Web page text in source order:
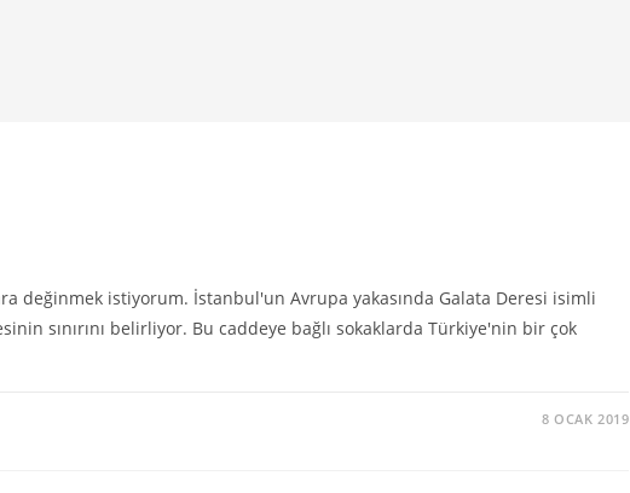
değinmek istiyorum. İstanbul'un Avrupa yakasında Galata Deresi isimli
sınırını belirliyor. Bu caddeye bağlı sokaklarda Türkiye'nin bir çok
8 OCAK 2019